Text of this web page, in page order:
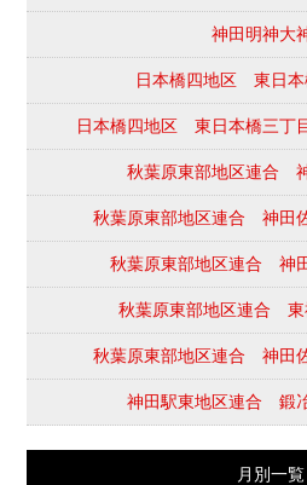
神田明神大
日本橋四地区 東日本
日本橋四地区 東日本橋三丁
秋葉原東部地区連合
秋葉原東部地区連合 神田
秋葉原東部地区連合 神
秋葉原東部地区連合 東
秋葉原東部地区連合 神田
神田駅東地区連合 鍛
月別一覧